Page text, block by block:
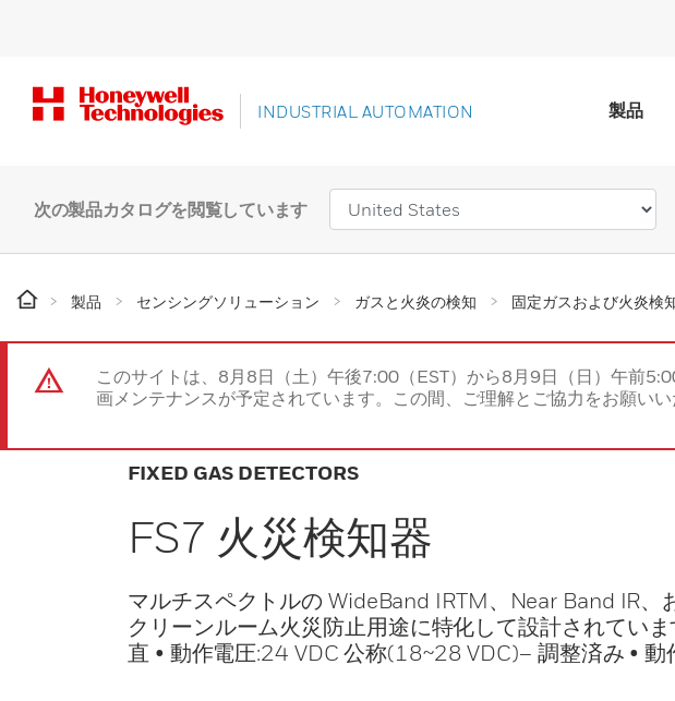
INDUSTRIAL AUTOMATION 製品
次の製品カタログを閲覧しています
製品 センシングソリューション ガスと火炎の検知 固定ガスおよび火炎検
このサイトは、8月8日（土）午後7:00（EST）から8月9日（日）午前
画メンテナンスが予定されています。この間、ご理解とご協力をお願いい
FIXED GAS DETECTORS
FS7 火災検知器
マルチスペクトルの WideBand IRTM、Near Band IR
クリーンルーム火災防止用途に特化して設計されてい
直 • 動作電圧:24 VDC 公称(18~28 VDC)– 調整済み •